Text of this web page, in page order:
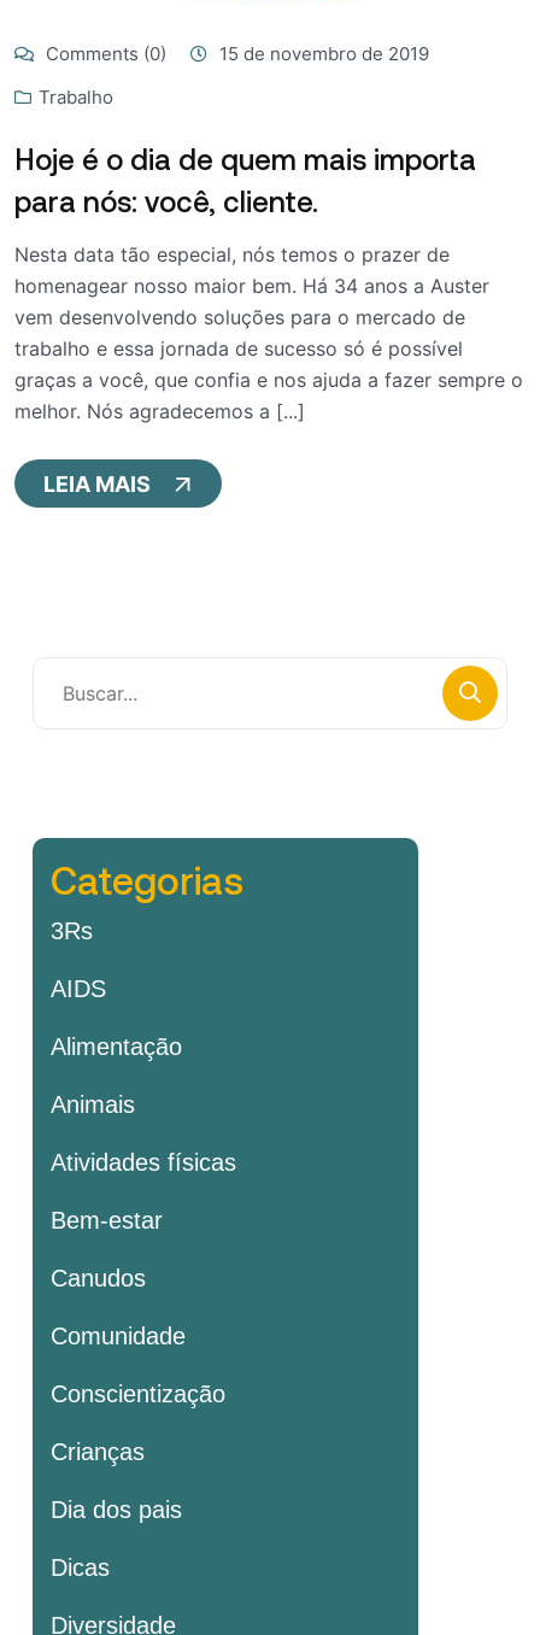
Comments (0)
15 de novembro de 2019
Trabalho
Hoje é o dia de quem mais importa
para nós: você, cliente.
Nesta data tão especial, nós temos o prazer de
homenagear nosso maior bem. Há 34 anos a Auster
vem desenvolvendo soluções para o mercado de
trabalho e essa jornada de sucesso só é possível
graças a você, que confia e nos ajuda a fazer sempre o
melhor. Nós agradecemos a [...]
LEIA MAIS
Categorias
3Rs
AIDS
Alimentação
Animais
Atividades físicas
Bem-estar
Canudos
Comunidade
Conscientização
Crianças
Dia dos pais
Dicas
Diversidade